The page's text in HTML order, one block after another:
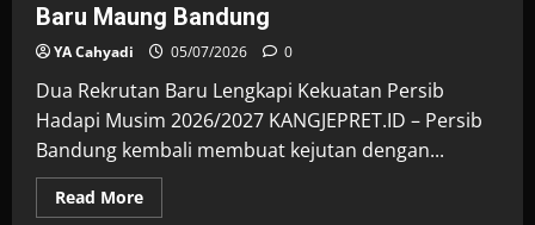
Baru Maung Bandung
YA Cahyadi 05/07/2026 0
Dua Rekrutan Baru Lengkapi Kekuatan Persib
Hadapi Musim 2026/2027 KANGJEPRET.ID – Persib
Bandung kembali membuat kejutan dengan...
Read MoreRead
more